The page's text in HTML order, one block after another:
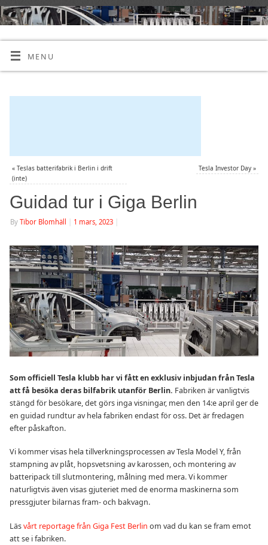
MENU
« Teslas batterifabrik i Berlin i drift
(inte)
Tesla Investor Day »
Guidad tur i Giga Berlin
By Tibor Blomhäll 1 mars, 2023
Som officiell Tesla klubb har vi fått en exklusiv inbjudan från Tesla
att få besöka deras bilfabrik utanför Berlin. Fabriken är vanligtvis
stängd för besökare, det görs inga visningar, men den 14:e april ger de
en guidad rundtur av hela fabriken endast för oss. Det är fredagen
efter påskafton.
Vi kommer visas hela tillverkningsprocessen av Tesla Model Y, från
stampning av plåt, hopsvetsning av karossen, och montering av
batteripack till slutmontering, målning med mera. Vi kommer
naturligtvis även visas gjuteriet med de enorma maskinerna som
pressgjuter bilarnas fram- och bakvagn.
Läsvårt reportage från Giga Fest Berlin om vad du kan se fram emot
att se i fabriken.